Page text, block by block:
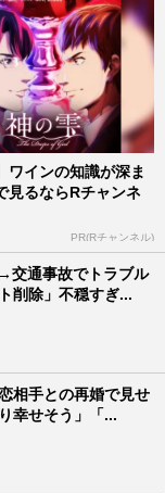
ワインの知識が深ま
見るならRチャンネ
PR(Rチャンネル)
交通事故でトラブル
削除」不穏すぎ...
相手との再婚で見せ
幸せそう」「...